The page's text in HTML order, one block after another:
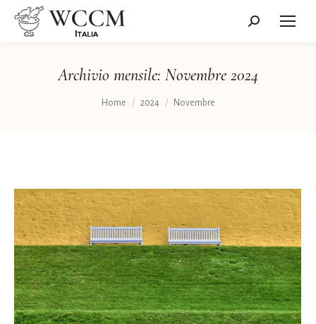
Cerca:
Archivio mensile: Novembre 2024
Tu sei qui:
Home 2024 Novembre